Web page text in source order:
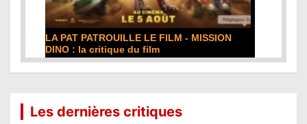
DE LA COMÉDIE-FRANÇAISE : la critique du
film
Les dernières critiques